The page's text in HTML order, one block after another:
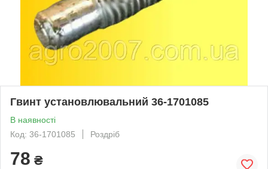
Гвинт установлювальний 36-1701085
В наявності
Код: 36-1701085
Роздріб
78 ₴